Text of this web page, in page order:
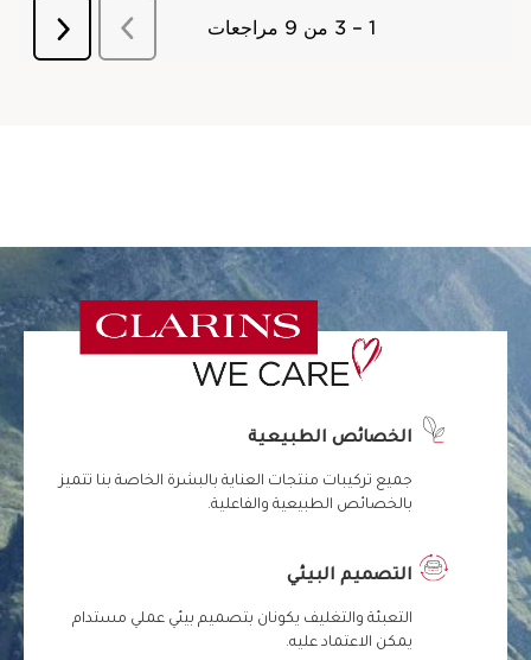
الخصائص الطبيعية
جميع تركيبات منتجات العناية بالبشرة الخاصة بنا تتميز
بالخصائص الطبيعية والفاعلية.
التصميم البيئي
التعبئة والتغليف يكونان بتصميم بيئي عملي مستدام
يمكن الاعتماد عليه.